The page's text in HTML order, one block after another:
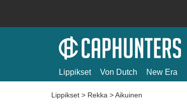
Lippikset Von Dutch New Era
Lippikset > Rekka >Aikuinen